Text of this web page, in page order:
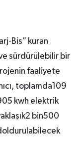
Bis” kuran
sürdürülebilir bir
faaliyete
toplamda109
kwh elektrik
bin500